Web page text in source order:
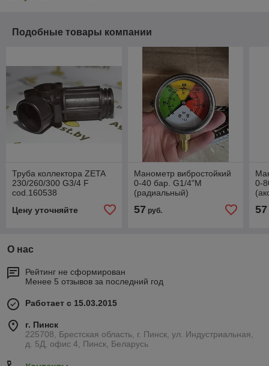
Подобные товары компании
Труба коллектора ZETA
230/260/300 G3/4 F
cod.160538
Цену уточняйте
Манометр вибростойкий
0-40 бар. G1/4"M
(радиальный)
57 руб.
0-
57
О нас
Рейтинг не сформирован
Менее 5 отзывов за последний год
Работает с 15.03.2015
г. Пинск
225708, Брестская область, г. Пинск, ул. Индустриальная,
д. 5Д, офис 4, Пинск, Беларусь